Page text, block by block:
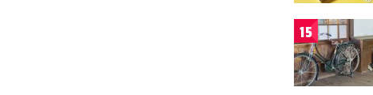
15